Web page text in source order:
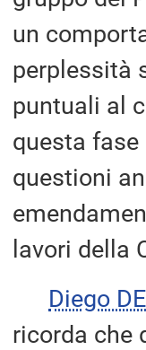
un
perplessità
puntuali al
questa
questioni
lavori della
Diego
ricorda che